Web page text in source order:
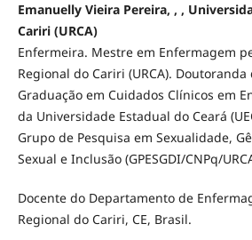
Emanuelly Vieira Pereira, , ,
Cariri (URCA)
Enfermeira. Mestre em Enfermagem
Regional do Cariri (URCA).
Graduação em Cuidados Clínicos em
da Universidade Estadual do Ceará
Grupo de Pesquisa em Sexualidade,
Sexual e Inclusão (GPESGDI/CNPq/
Docente do Departamento de
Regional do Cariri, CE, Brasil.